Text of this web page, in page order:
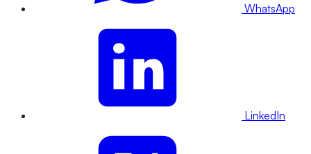
WhatsApp
LinkedIn